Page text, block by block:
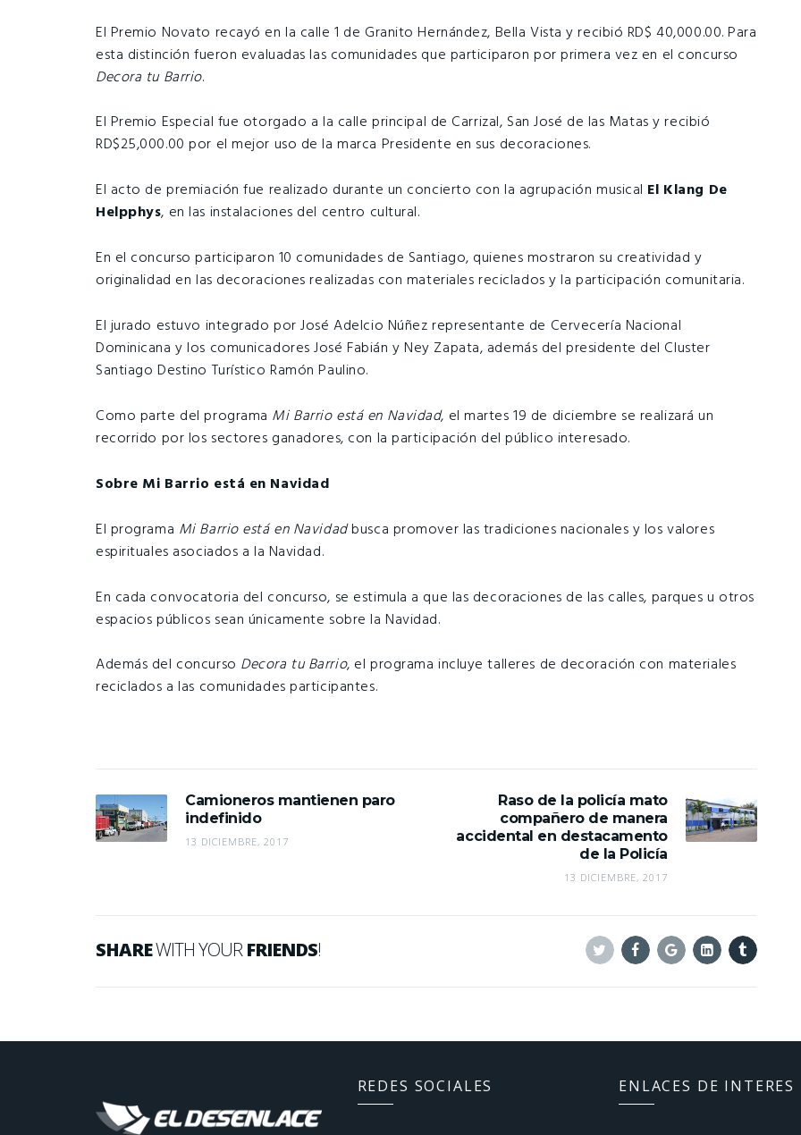
El Premio Novato recayó en la calle 1 de Granito Hernández, Bella Vista y recibió RD$ 40,000.00. Para
esta distinción fueron evaluadas las comunidades que participaron por primera vez en el concurso
Decora tu Barrio.
El Premio Especial fue otorgado a la calle principal de Carrizal, San José de las Matas y recibió
RD$25,000.00 por el mejor uso de la marca Presidente en sus decoraciones.
El acto de premiación fue realizado durante un concierto con la agrupación musical El Klang De
Helpphys, en las instalaciones del centro cultural.
En el concurso participaron 10 comunidades de Santiago, quienes mostraron su creatividad y
originalidad en las decoraciones realizadas con materiales reciclados y la participación comunitaria.
El jurado estuvo integrado por José Adelcio Núñez representante de Cervecería Nacional
Dominicana y los comunicadores José Fabián y Ney Zapata, además del presidente del Cluster
Santiago Destino Turístico Ramón Paulino.
Como parte del programa Mi Barrio está en Navidad, el martes 19 de diciembre se realizará un
recorrido por los sectores ganadores, con la participación del público interesado.
Sobre Mi Barrio está en Navidad
El programa Mi Barrio está en Navidadbusca promover las tradiciones nacionales y los valores
espirituales asociados a la Navidad.
En cada convocatoria del concurso, se estimula a que las decoraciones de las calles, parques u otros
espacios públicos sean únicamente sobre la Navidad.
Además del concurso Decora tu Barrio, el programa incluye talleres de decoración con materiales
reciclados a las comunidades participantes.
Camioneros mantienen paro
indefinido
13 DICIEMBRE, 2017
Raso de la policía mato
compañero de manera
accidental en destacamento
de la Policía
13 DICIEMBRE, 2017
SHAREWITH YOURFRIENDS!
REDES SOCIALES ENLACES DE INTERES